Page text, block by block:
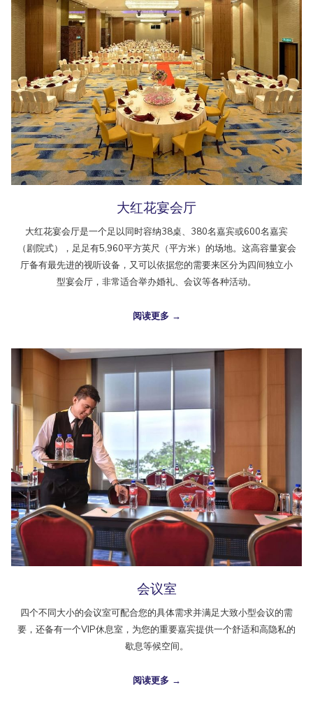
大红花宴会厅
大红花宴会厅是一个足以同时容纳38桌、380名嘉宾或600名嘉宾
（剧院式），足足有5,960平方英尺（平方米）的场地。这高容量宴会
厅备有最先进的视听设备，又可以依据您的需要来区分为四间独立小
型宴会厅，非常适合举办婚礼、会议等各种活动。
阅读更多
会议室
四个不同大小的会议室可配合您的具体需求并满足大致小型会议的需
要，还备有一个VIP休息室，为您的重要嘉宾提供一个舒适和高隐私的
歇息等候空间。
阅读更多